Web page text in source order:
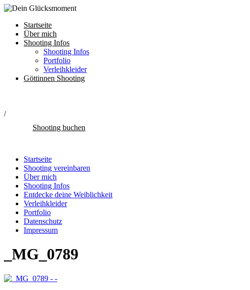
Startseite
Über mich
Shooting Infos
Shooting Infos
Portfolio
Verleihkleider
Göttinnen Shooting
/
Shooting buchen
Startseite
Shooting vereinbaren
Über mich
Shooting Infos
Entdecke deine Weiblichkeit
Verleihkleider
Portfolio
Datenschutz
Impressum
_MG_0789